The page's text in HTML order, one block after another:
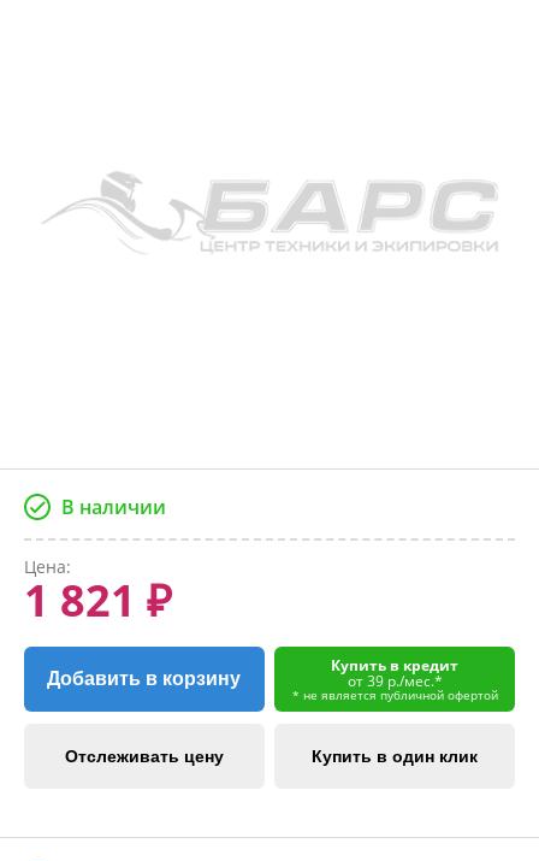
В наличии
Цена:
1 821 ₽
Добавить в корзину
Купить в кредит
от 39 р./мес.*
* не является публичной офертой
Отслеживать цену Купить в один клик